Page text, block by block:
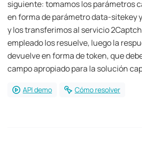
siguiente: tomamos los parámetros
en forma de parámetro data-sitekey y
y los transferimos al servicio
empleado los resuelve, luego la
devuelve en forma de token, que
campo apropiado para la solución
API demo Cómo resolver